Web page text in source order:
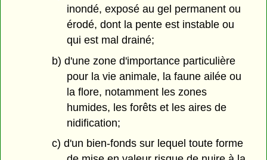
inondé, exposé au gel permanent ou
érodé, dont la pente est instable ou
qui est mal drainé;
b) d'une zone d'importance particulière
pour la vie animale, la faune ailée ou
la flore, notamment les zones
humides, les forêts et les aires de
nidification;
c) d'un bien-fonds sur lequel toute forme